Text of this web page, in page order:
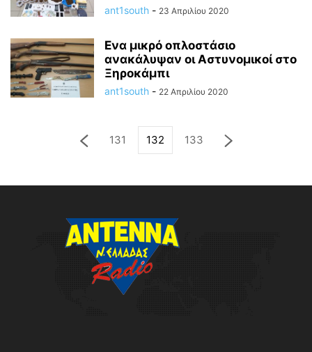
ant1south - 23 Απριλίου 2020
Ενα μικρό οπλοστάσιο
ανακάλυψαν οι Αστυνομικοί στο
Ξηροκάμπι
ant1south - 22 Απριλίου 2020
131 132 133